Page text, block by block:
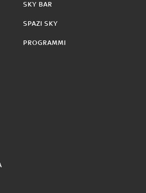
SKY BAR
SPAZI SKY
PROGRAMMI